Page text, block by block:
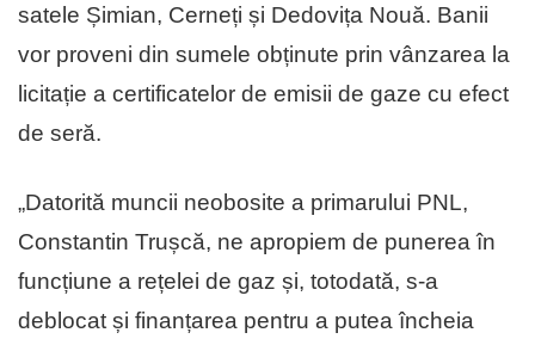
satele Șimian, Cerneți și Dedovița Nouă. Banii
vor proveni din sumele obținute prin vânzarea la
licitație a certificatelor de emisii de gaze cu efect
de seră.
„Datorită muncii neobosite a primarului PNL,
Constantin Trușcă, ne apropiem de punerea în
funcțiune a rețelei de gaz și, totodată, s-a
deblocat și finanțarea pentru a putea încheia